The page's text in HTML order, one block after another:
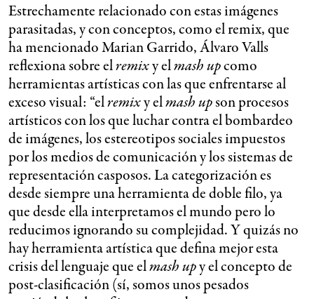
Estrechamente relacionado con estas imágenes
parasitadas, y con conceptos, como el remix, que
ha mencionado Marian Garrido, Álvaro Valls
reflexiona sobre elremixy elmash upcomo
herramientas artísticas con las que enfrentarse al
exceso visual: “elremixy elmash upson procesos
artísticos con los que luchar contra el bombardeo
de imágenes, los estereotipos sociales impuestos
por los medios de comunicación y los sistemas de
representación casposos. La categorización es
desde siempre una herramienta de doble filo, ya
que desde ella interpretamos el mundo pero lo
reducimos ignorando su complejidad. Y quizás no
hay herramienta artística que defina mejor esta
crisis del lenguaje que elmash upy el concepto de
post-clasificación (sí, somos unos pesados